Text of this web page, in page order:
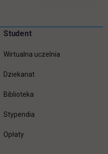
Student
Wirtualna uczelnia
Dziekanat
Biblioteka
Stypendia
Opłaty